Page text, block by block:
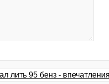
лить 95 бенз -